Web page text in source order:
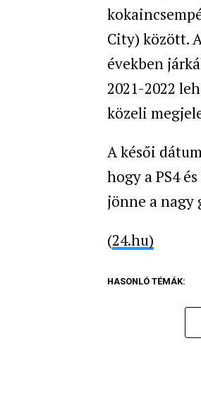
City) között.
években
2021-2022
közeli
A késői
hogy a PS4
jönne a nagy
(24.hu)
HASONLÓ TÉMÁK: